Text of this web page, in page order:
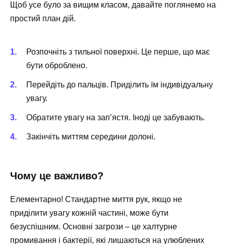
Щоб усе було за вищим класом, давайте поглянемо на
простий план дій.
Розпочніть з тильної поверхні. Це перше, що має
бути оброблено.
Перейдіть до пальців. Приділить їм індивідуальну
увагу.
Обратите увагу на зап’ястя. Іноді це забувають.
Закінчіть миттям середини долоні.
Чому це важливо?
Елементарно! Стандартне миття рук, якщо не
приділити увагу кожній частині, може бути
безуспішним. Основні загрози – це халтурне
промивання і бактерії, які лишаються на улюблених